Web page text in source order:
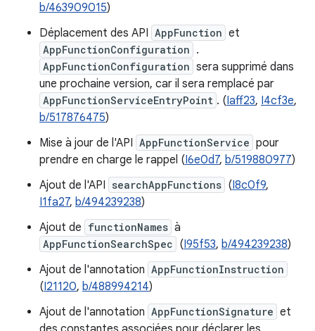
b/463909015)
Déplacement des API AppFunction et
AppFunctionConfiguration .
AppFunctionConfiguration sera supprimé dans
une prochaine version, car il sera remplacé par
AppFunctionServiceEntryPoint . (Iaff23, I4cf3e,
b/517876475)
Mise à jour de l'API AppFunctionService pour
prendre en charge le rappel (I6e0d7, b/519880977)
Ajout de l'API searchAppFunctions (I8c0f9,
I1fa27, b/494239238)
Ajout de functionNames à
AppFunctionSearchSpec (I95f53, b/494239238)
Ajout de l'annotation AppFunctionInstruction
(I21120, b/488994214)
Ajout de l'annotation AppFunctionSignature et